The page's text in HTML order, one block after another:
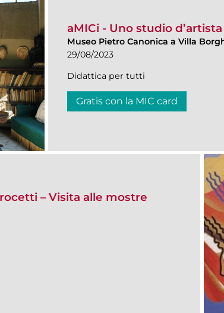
aMICi - Uno studio
Museo Pietro Canonica a Villa
29/08/2023
Didattica per tutti
Gratis con la MIC card
– Visita alle mostre